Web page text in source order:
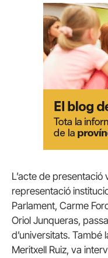
L’acte de
representació
Parlament, Carme
Oriol Junqueras,
d’universitats. També
Meritxell Ruiz, va